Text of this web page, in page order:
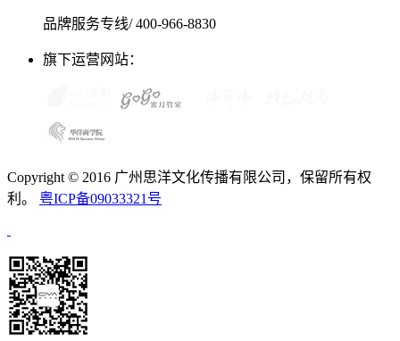
品牌服务专线/ 400-966-8830
旗下运营网站：
Copyright © 2016 广州思洋文化传播有限公司，保留所有权
利。 粤ICP备09033321号